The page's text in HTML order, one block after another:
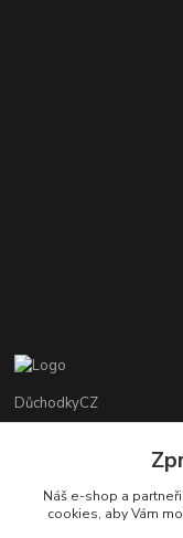
DůchodkyCZ
+420 412384749
Náš e-shop a
cookies, aby Vám